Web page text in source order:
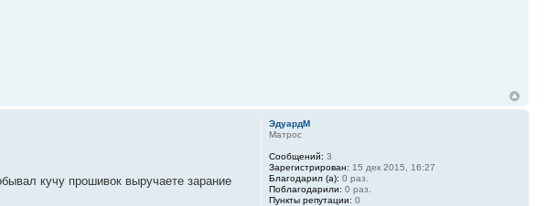
кучу прошивок выручаете зарание
ЭдуардМ
Матрос
Сообщений: 3
Зарегистрирован: 15 дек 2015, 16:27
Благодарил (а): 0 раз.
Поблагодарили: 0 раз.
Пункты репутации: 0